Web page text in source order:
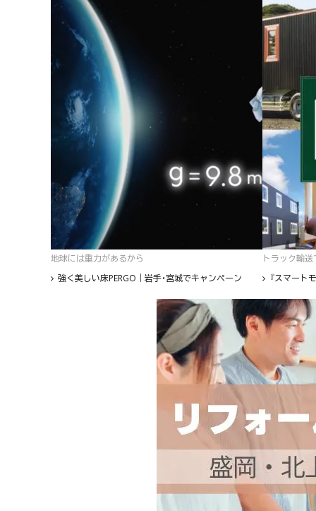
地球には重力があるから
強く美しい床PERGO｜岩手・宮城でキャンペーン
トラック輸
『スマート